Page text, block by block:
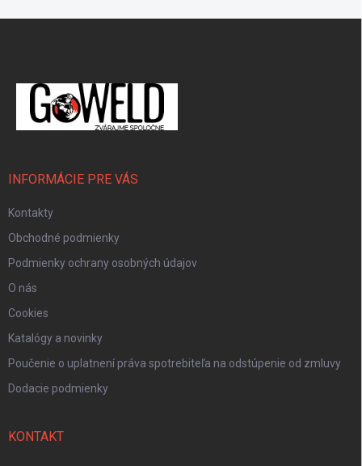
INFORMÁCIE PRE VÁS
Kontakty
Obchodné podmienky
Podmienky ochrany osobných údajov
O nás
Cookies
Katalógy a novinky
Poučenie o uplatnení práva spotrebiteľa na odstúpenie od zmluvy
Dodacie podmienky
KONTAKT